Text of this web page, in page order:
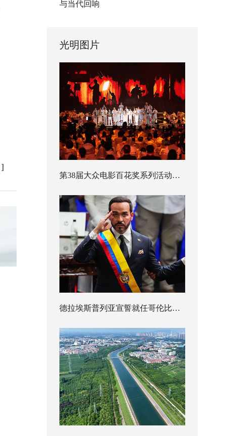
]
与当代回响
光明图片
第38届大众电影百花奖系列活动开幕
德拉埃斯普列亚宣誓就任哥伦比亚总统